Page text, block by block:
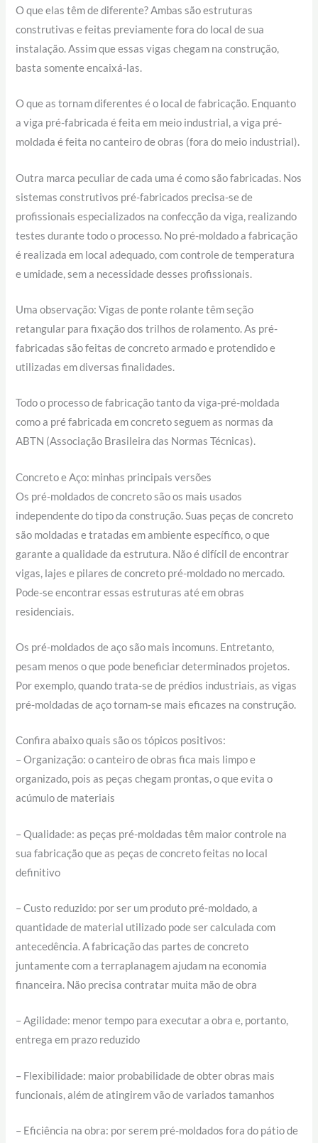
O que elas têm de diferente? Ambas são estruturas
construtivas e feitas previamente fora do local de sua
instalação. Assim que essas vigas chegam na construção,
basta somente encaixá-las.
O que as tornam diferentes é o local de fabricação. Enquanto
a viga pré-fabricada é feita em meio industrial, a viga pré-
moldada é feita no canteiro de obras (fora do meio industrial).
Outra marca peculiar de cada uma é como são fabricadas. Nos
sistemas construtivos pré-fabricados precisa-se de
profissionais especializados na confecção da viga, realizando
testes durante todo o processo. No pré-moldado a fabricação
é realizada em local adequado, com controle de temperatura
e umidade, sem a necessidade desses profissionais.
Uma observação: Vigas de ponte rolante têm seção
retangular para fixação dos trilhos de rolamento. As pré-
fabricadas são feitas de concreto armado e protendido e
utilizadas em diversas finalidades.
Todo o processo de fabricação tanto da viga-pré-moldada
como a pré fabricada em concreto seguem as normas da
ABTN (Associação Brasileira das Normas Técnicas).
Concreto e Aço: minhas principais versões
Os pré-moldados de concreto são os mais usados
independente do tipo da construção. Suas peças de concreto
são moldadas e tratadas em ambiente específico, o que
garante a qualidade da estrutura. Não é difícil de encontrar
vigas, lajes e pilares de concreto pré-moldado no mercado.
Pode-se encontrar essas estruturas até em obras
residenciais.
Os pré-moldados de aço são mais incomuns. Entretanto,
pesam menos o que pode beneficiar determinados projetos.
Por exemplo, quando trata-se de prédios industriais, as vigas
pré-moldadas de aço tornam-se mais eficazes na construção.
Confira abaixo quais são os tópicos positivos:
– Organização: o canteiro de obras fica mais limpo e
organizado, pois as peças chegam prontas, o que evita o
acúmulo de materiais
– Qualidade: as peças pré-moldadas têm maior controle na
sua fabricação que as peças de concreto feitas no local
definitivo
– Custo reduzido: por ser um produto pré-moldado, a
quantidade de material utilizado pode ser calculada com
antecedência. A fabricação das partes de concreto
juntamente com a terraplanagem ajudam na economia
financeira. Não precisa contratar muita mão de obra
– Agilidade: menor tempo para executar a obra e, portanto,
entrega em prazo reduzido
– Flexibilidade: maior probabilidade de obter obras mais
funcionais, além de atingirem vão de variados tamanhos
– Eficiência na obra: por serem pré-moldados fora do pátio de